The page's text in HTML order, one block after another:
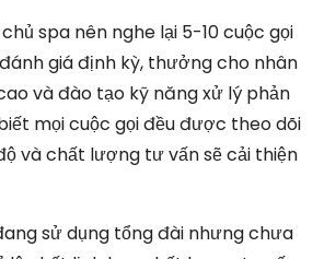
spa nên nghe lại 5-10 cuộc gọi
giá định kỳ, thưởng cho nhân
và đào tạo kỹ năng xử lý phản
mọi cuộc gọi đều được theo dõi
và chất lượng tư vấn sẽ cải thiện
sử dụng tổng đài nhưng chưa